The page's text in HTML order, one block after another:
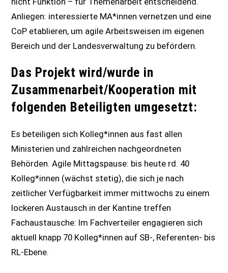
Anliegen: interessierte MA*innen vernetzen und eine
CoP etablieren, um agile Arbeitsweisen im eigenen
Bereich und der Landesverwaltung zu befördern.
Das Projekt wird/wurde in
Zusammenarbeit/Kooperation mit
folgenden Beteiligten umgesetzt:
Es beteiligen sich Kolleg*innen aus fast allen
Ministerien und zahlreichen nachgeordneten
Behörden. Agile Mittagspause: bis heute rd. 40
Kolleg*innen (wächst stetig), die sich je nach
zeitlicher Verfügbarkeit immer mittwochs zu einem
lockeren Austausch in der Kantine treffen
Fachaustausche: Im Fachverteiler engagieren sich
aktuell knapp 70 Kolleg*innen auf SB-, Referenten- bis
RL-Ebene.